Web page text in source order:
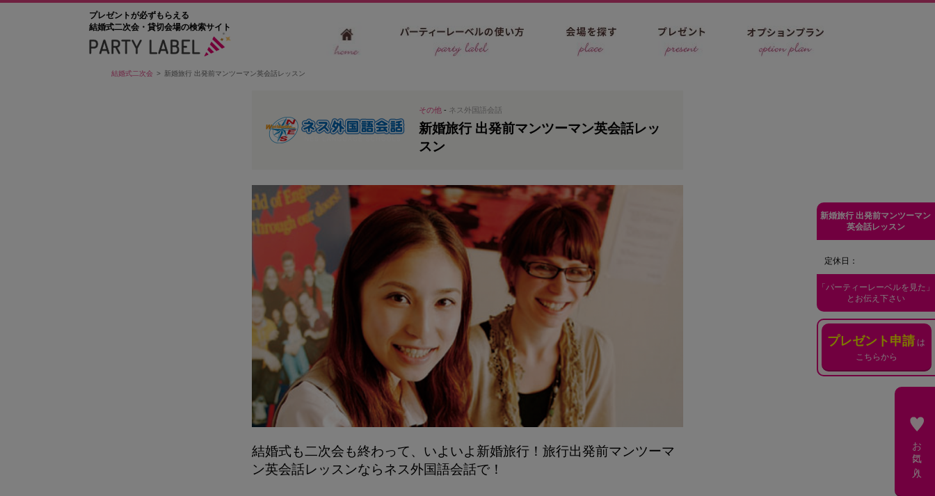
プレゼントが必ずもらえる
結婚式二次会・貸切会場の検索サイト
結婚式二次会 新婚旅行 出発前マンツーマン英会話レッスン
その他 - ネス外国語会話
新婚旅行 出発前マンツーマン英会話レッ
スン
結婚式も二次会も終わって、いよいよ新婚旅行！旅行出発前マンツーマ
ン英会話レッスンならネス外国語会話で！
新婚旅行 出発前マンツーマン
英会話レッスン
定休日：
「パーティーレーベルを見た」
とお伝え下さい
プレゼント申請 は
こちらから
お気に入り